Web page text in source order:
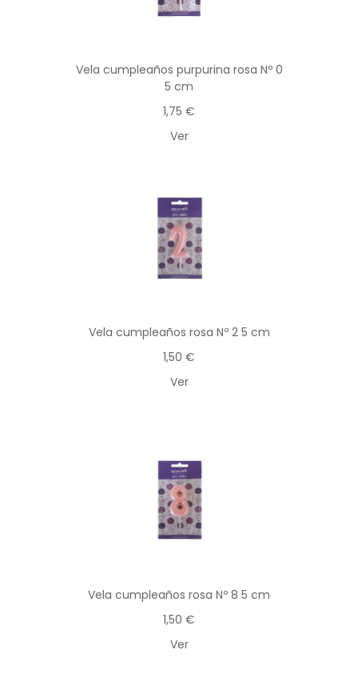
Vela cumpleaños purpurina rosa Nº 0
5 cm
1,75 €
Ver
Vela cumpleaños rosa Nº 2 5 cm
1,50 €
Ver
Vela cumpleaños rosa Nº 8 5 cm
1,50 €
Ver